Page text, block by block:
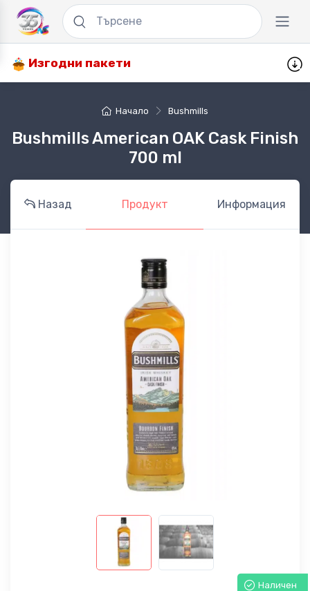
Изгодни пакети
Начало Bushmills
Bushmills American OAK Cask Finish
700 ml
Назад Продукт Информация
Наличен